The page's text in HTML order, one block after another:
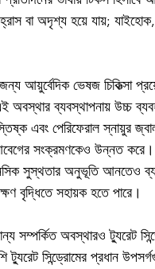
হ্রাস বা অদৃশ্য হয়ে যায়;
জন্য আয়ুর্বেদিক ভেষজ চিকিত্সা
অবস্থার ব্যবস্থাপনায় উচ্চ
এবং পেরিফেরাল স্নায়ুর
সংক্রমণকেও উন্নত
সুস্থতার অনুভূতি আনতেও
বৃদ্ধিতে সহায়ক হতে পারে।
অবস্থারও ট্যুরেট
ট্যুরেট সিন্ড্রোমের প্রধান